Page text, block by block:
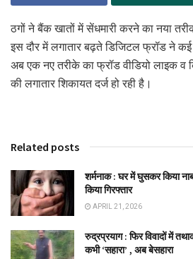
ठगों ने बैंक खातों में सेंधमारी करने का नया
इस दौर में लगातार बढ़ते डिजिटल फ्रॉड ने कई
अब एक नए तरीके का फ्रॉड वीडियो लाइक व
की लगातार शिकायत दर्ज हो रही है।
Related posts
शर्मनाक : घर में घुसकर किया
किया गिरफ्तार
APRIL 21, 2026
रुद्रप्रयाग : फिर विवादों में
कभी ‘सहारा’ , अब बेसहारा